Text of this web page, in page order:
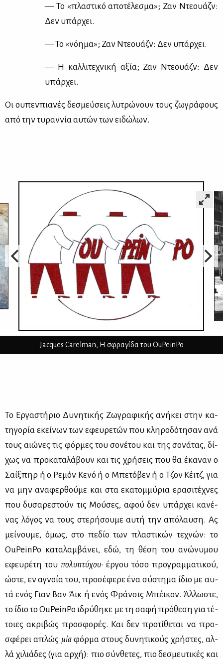
— Το «πλα­στι­κό απο­τέ­λε­σμα»; Ζαν Ντε­ουάζν:
Δεν υπάρ­χει.
— Το «νό­η­μα»; Ζαν Ντε­ουάζν: Δεν υπάρ­χει.
— Η καλ­λι­τε­χνι­κή αξία; Ζαν Ντε­ουάζν: Δεν
υπάρ­χει.
Οι ου­πεν­πια­νές δε­σμεύ­σεις λυ­τρώ­νουν τους ζω­γρά­φους
από την τυ­ραν­νία αυ­τών των ει­δώ­λων.
Jacques Carelman, Η σφραγίδα του OuPeinPo
Το Ερ­γα­στή­ριο Δυ­νη­τι­κής Ζω­γρα­φι­κής ανή­κει στην κα­
τη­γο­ρία εκεί­νων των εφευ­ρε­τών που κλη­ρο­δό­τη­σαν ανά
τους αιώ­νες τις φόρ­μες του σο­νέ­του και της σο­νά­τας, δί­
χως να προ­κα­τα­λά­βουν και τις χρή­σεις που θα έκα­ναν ο
Σαίξ­πηρ ή ο Ρε­μόν Κε­νό ή ο Μπε­τό­βεν ή ο Τζον Κέιτζ, για
να μην ανα­φερ­θού­με και στα εκα­τομ­μύ­ρια ερα­σι­τέ­χνες
που δυ­σα­ρε­στούν τις Μού­σες, αφού δεν υπάρ­χει κα­νέ­
νας λό­γος να τους στε­ρή­σου­με αυ­τή την από­λαυ­ση. Ας
μεί­νου­με, όμως, στο πε­δίο των πλα­στι­κών τε­χνών: το
OuPeinPo κα­τα­λαμ­βά­νει, εδώ, τη θέ­ση του ανώ­νυ­μου
εφευ­ρέ­τη του πο­λυ­πτύ­χου· έρ­γου τό­σο προ­γραμ­μα­τι­κού,
ώστε, εν αγνοία του, προ­σέ­φε­ρε ένα σύ­στη­μα ίδιο με αυ­
τά ενός Γιαν Βαν Άικ ή ενός Φράν­σις Μπέι­κον. Άλ­λω­στε,
το ίδιο το OuPeinPo ιδρύ­θη­κε με τη σα­φή πρό­θε­ση για τέ­
τοιες ακρι­βώς προ­σφο­ρές. Και δεν προ­τί­θε­ται να προ­
σφέ­ρει απλώς μίαφόρ­μα στους δυ­νη­τι­κούς χρή­στες, αλ­
λά χι­λιά­δες (για αρ­χή): πιο σύν­θε­τες, πιο δε­σμευ­τι­κές και